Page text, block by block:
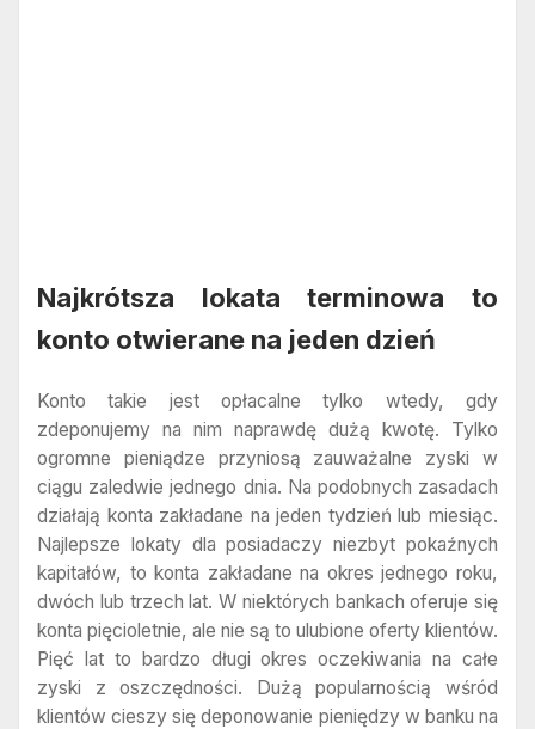
Najkrótsza lokata terminowa to
konto otwierane na jeden dzień
Konto takie jest opłacalne tylko wtedy, gdy
zdeponujemy na nim naprawdę dużą kwotę. Tylko
ogromne pieniądze przyniosą zauważalne zyski w
ciągu zaledwie jednego dnia. Na podobnych zasadach
działają konta zakładane na jeden tydzień lub miesiąc.
Najlepsze lokaty dla posiadaczy niezbyt pokaźnych
kapitałów, to konta zakładane na okres jednego roku,
dwóch lub trzech lat. W niektórych bankach oferuje się
konta pięcioletnie, ale nie są to ulubione oferty klientów.
Pięć lat to bardzo długi okres oczekiwania na całe
zyski z oszczędności. Dużą popularnością wśród
klientów cieszy się deponowanie pieniędzy w banku na